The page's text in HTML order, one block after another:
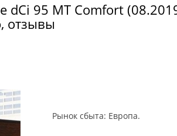
dCi 95 MT Comfort
отзывы
Рынок сбыта: Европа.